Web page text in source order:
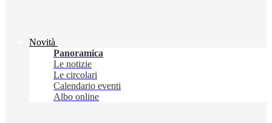
Novità
Panoramica
Le notizie
Le circolari
Calendario eventi
Albo online